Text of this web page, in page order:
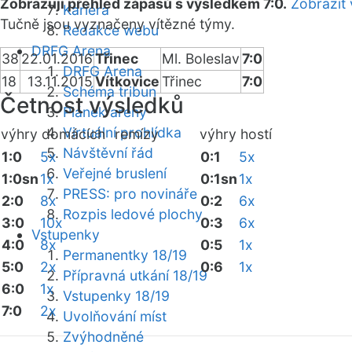
Kariéra
Redakce webu
DRFG Arena
DRFG Arena
Schéma tribun
Plánek areny
Virtuální prohlídka
Návštěvní řád
Veřejné bruslení
PRESS: pro novináře
Rozpis ledové plochy
Vstupenky
Permanentky 18/19
Přípravná utkání 18/19
Vstupenky 18/19
Uvolňování míst
Zvýhodněné
Zobrazuji přehled zápasů s výsledkem 7:0. Zobrazit
Tučně jsou vyznačeny vítězné týmy.
3822.01.2016Třinec Ml. Boleslav7:0
18
13.11.2015VítkoviceTřinec 7:0
Četnost výsledků
výhry domácíchremízy výhry hostí
1:0
5x
1:0sn1x
2:0
8x
3:0
10x
4:0
8x
5:0
2x
6:0
1x
7:0
2x
0:1
5x
0:1sn1x
0:2
6x
0:3
6x
0:5
1x
0:6
1x